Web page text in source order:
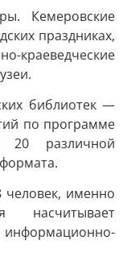
Кемеровские
праздниках,
библиотек —
по программе
20 различной
человек, именно
насчитывает